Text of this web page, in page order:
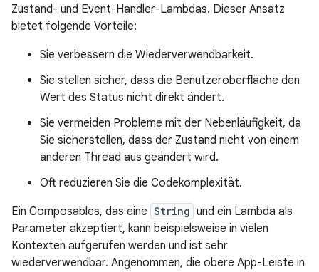
Zustand- und Event-Handler-Lambdas. Dieser Ansatz
bietet folgende Vorteile:
Sie verbessern die Wiederverwendbarkeit.
Sie stellen sicher, dass die Benutzeroberfläche den
Wert des Status nicht direkt ändert.
Sie vermeiden Probleme mit der Nebenläufigkeit, da
Sie sicherstellen, dass der Zustand nicht von einem
anderen Thread aus geändert wird.
Oft reduzieren Sie die Codekomplexität.
Ein Composables, das eine String und ein Lambda als
Parameter akzeptiert, kann beispielsweise in vielen
Kontexten aufgerufen werden und ist sehr
wiederverwendbar. Angenommen, die obere App-Leiste in